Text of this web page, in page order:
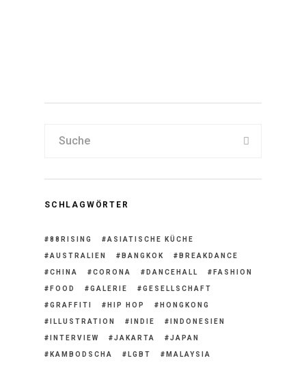
SCHLAGWÖRTER
88RISING ASIATISCHE KÜCHE
AUSTRALIEN BANGKOK BREAKDANCE
CHINA CORONA DANCEHALL FASHION
FOOD GALERIE GESELLSCHAFT
GRAFFITI HIP HOP HONGKONG
ILLUSTRATION INDIE INDONESIEN
INTERVIEW JAKARTA JAPAN
KAMBODSCHA LGBT MALAYSIA